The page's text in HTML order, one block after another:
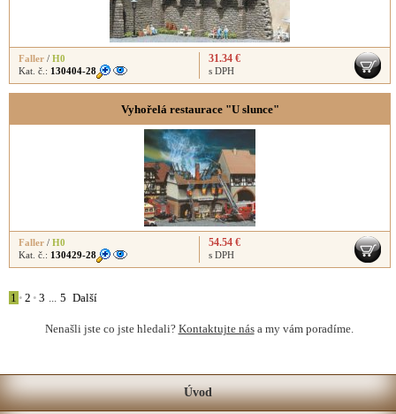
Faller / H0
Kat. č.: 130404-28
31.34 €
s DPH
Vyhořelá restaurace "U slunce"
Faller / H0
Kat. č.: 130429-28
54.54 €
s DPH
1 • 2 • 3 ... 5 Další
Nenašli jste co jste hledali? Kontaktujte nása my vám poradíme.
Úvod